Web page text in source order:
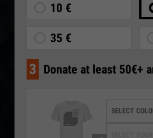
10 €
35 €
3 Donate at least 50€+